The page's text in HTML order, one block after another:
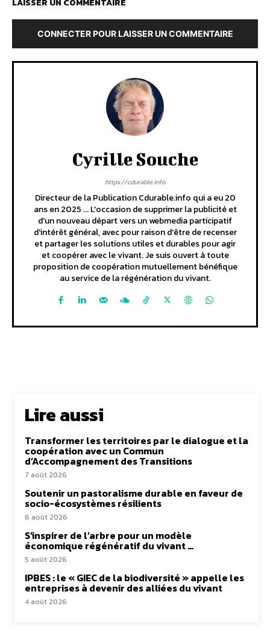
LAISSER UN COMMENTAIRE
CONNECTER POUR LAISSER UN COMMENTAIRE
Cyrille Souche
https://cdurable.info
Directeur de la Publication Cdurable.info qui a eu 20
ans en 2025 ... L'occasion de supprimer la publicité et
d'un nouveau départ vers un webmedia participatif
d'intérêt général, avec pour raison d'être de recenser
et partager les solutions utiles et durables pour agir
et coopérer avec le vivant. Je suis ouvert à toute
proposition de coopération mutuellement bénéfique
au service de la régénération du vivant.
Lire aussi
Transformer les territoires par le dialogue et la
coopération avec un Commun
d’Accompagnement des Transitions
7 août 2026
Soutenir un pastoralisme durable en faveur de
socio-écosystèmes résilients
6 août 2026
S’inspirer de l’arbre pour un modèle
économique régénératif du vivant …
5 août 2026
IPBES : le « GIEC de la biodiversité » appelle les
entreprises à devenir des alliées du vivant
4 août 2026